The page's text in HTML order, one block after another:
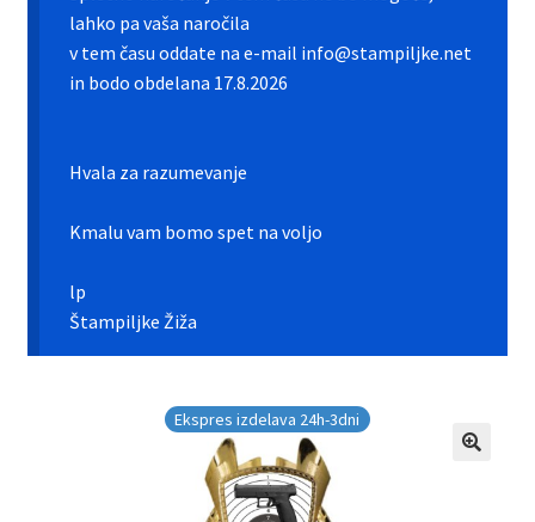
Galerija športnih vstavkov
Moj profil
lahko pa vaša naročila
v tem času oddate na e-mail info@stampiljke.net
in bodo obdelana 17.8.2026
Hvala za razumevanje
Kmalu vam bomo spet na voljo
lp
Štampiljke Žiža
Ekspres izdelava 24h-3dni